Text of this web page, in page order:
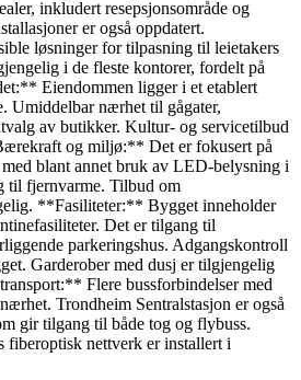
inkludert resepsjonsområde og
er også oppdatert.
løsninger for tilpasning til leietakers
i de fleste kontorer, fordelt på
Eiendommen ligger i et etablert
Umiddelbar nærhet til gågater,
av butikker. Kultur- og servicetilbud
og miljø:** Det er fokusert på
blant annet bruk av LED-belysning i
til fjernvarme. Tilbud om
**Fasiliteter:** Bygget inneholder
Det er tilgang til
parkeringshus. Adgangskontroll
Garderober med dusj er tilgjengelig
Flere bussforbindelser med
Trondheim Sentralstasjon er også
gir tilgang til både tog og flybuss.
nettverk er installert i